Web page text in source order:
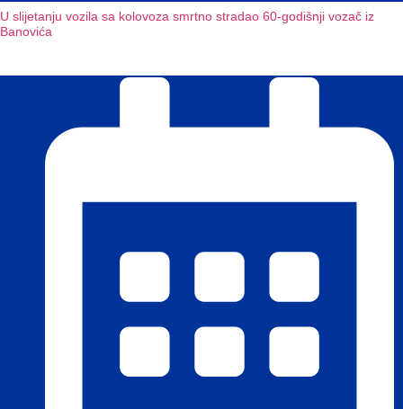
U slijetanju vozila sa kolovoza smrtno stradao 60-godišnji vozač iz
Banovića